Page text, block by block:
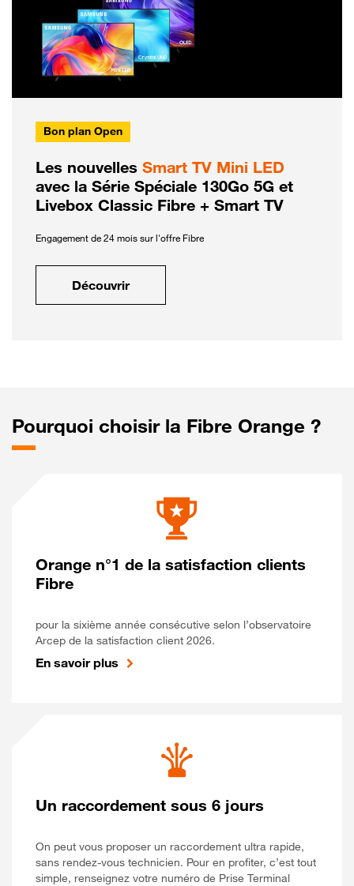
Bon plan Open
Les nouvelles Smart TV Mini LED
avec la Série Spéciale 130Go 5G et
Livebox Classic Fibre + Smart TV
Engagement de 24 mois sur l'offre Fibre
Découvrir
Pourquoi choisir la Fibre Orange ?
Orange n°1 de la satisfaction clients
Fibre
pour la sixième année consécutive selon l’observatoire
Arcep de la satisfaction client 2026.
En savoir plus
Un raccordement sous 6 jours
On peut vous proposer un raccordement ultra rapide,
sans rendez-vous technicien. Pour en profiter, c’est tout
simple, renseignez votre numéro de Prise Terminal